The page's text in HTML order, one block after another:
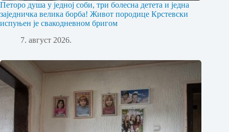
Петоро душа у једној соби, три болесна детета и једна
заједничка велика борба! Живот породице Крстевски
испуњен је свакодневном бригом
7. август 2026.